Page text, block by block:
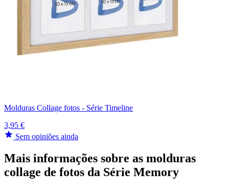
Molduras Collage fotos - Série Timeline
3,95 €
Sem opiniões ainda
Mais informações sobre as molduras
collage de fotos da Série Memory